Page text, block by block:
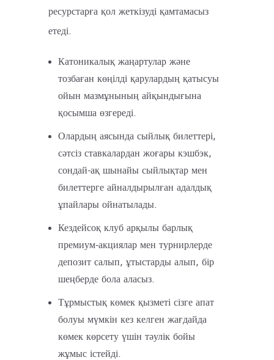
ресурстарға қол жеткізуді қамтамасыз
етеді.
Катоникалық жаңартулар және
тозбаған көңілді қарулардың қатысуы
ойын мазмұнының айқындығына
қосымша өзгереді.
Олардың аясында сыйлық билеттері,
сәтсіз ставкалардан жоғары кэшбэк,
сондай-ақ шынайы сыйлықтар мен
билеттерге айналдырылған адалдық
ұпайлары ойнатылады.
Кездейсоқ клуб арқылы барлық
премиум-акциялар мен турнирлерде
депозит салып, ұтыстарды алып, бір
шеңберде бола аласыз.
Тұрмыстық көмек қызметі сізге апат
болуы мүмкін кез келген жағдайда
көмек көрсету үшін тәулік бойы
жұмыс істейді.